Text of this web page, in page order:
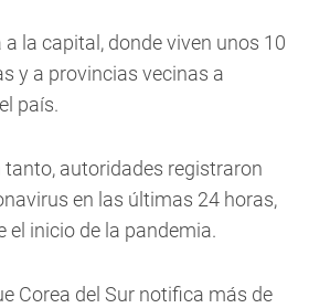
la capital, donde viven unos 10
y a provincias vecinas a
país.
tanto, autoridades registraron
en las últimas 24 horas,
el inicio de la pandemia.
Corea del Sur notifica más de